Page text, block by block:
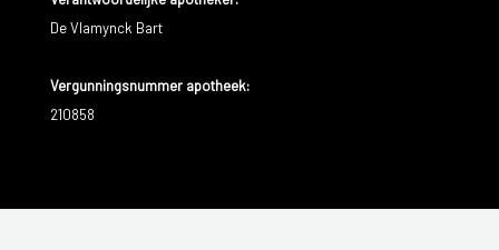
De Vlamynck Bart
Vergunningsnummer apotheek:
210858